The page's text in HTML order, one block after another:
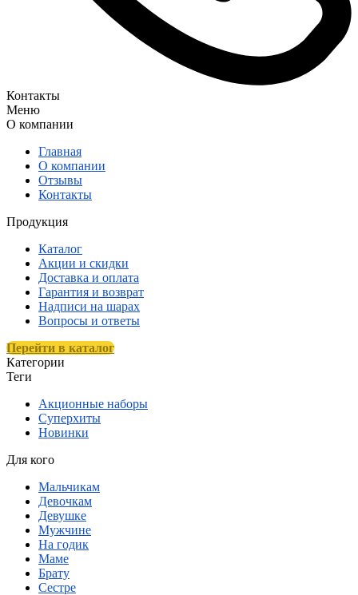
Контакты
Меню
О компании
Главная
О компании
Отзывы
Контакты
Продукция
Каталог
Акции и скидки
Доставка и оплата
Гарантия и возврат
Надписи на шарах
Вопросы и ответы
Перейти в каталог
Категории
Теги
Акционные наборы
Суперхиты
Новинки
Для кого
Мальчикам
Девочкам
Девушке
Мужчине
На годик
Маме
Брату
Сестре